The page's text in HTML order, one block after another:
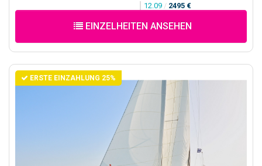
12.09 / 2495 €
EINZELHEITEN ANSEHEN
ERSTE EINZAHLUNG 25%